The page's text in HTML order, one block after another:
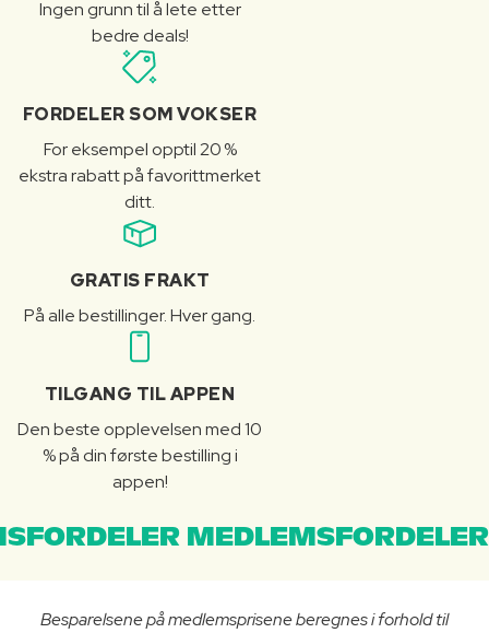
Ingen grunn til å lete etter
bedre deals!
FORDELER SOM VOKSER
For eksempel opptil 20 %
ekstra rabatt på favorittmerket
ditt.
GRATIS FRAKT
På alle bestillinger. Hver gang.
TILGANG TIL APPEN
Den beste opplevelsen med 10
% på din første bestilling i
appen!
Besparelsene på medlemsprisene beregnes i forhold til